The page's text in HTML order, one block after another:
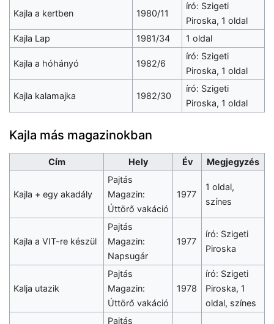
Kajla a kertben 1980/11
író: Szigeti
Piroska, 1 oldal
Kajla Lap
1981/34 1 oldal
Kajla a hóhányó 1982/6
író: Szigeti
Piroska, 1 oldal
Kajla kalamajka 1982/30
író: Szigeti
Piroska, 1 oldal
Kajla más magazinokban
Cím Hely Év Megjegyzés
Kajla + egy akadály
Pajtás
Magazin:
Úttörő vakáció
1977
1 oldal,
színes
Kajla a VIT-re készül
Pajtás
Magazin:
Napsugár
1977
író: Szigeti
Piroska
Kalja utazik
Pajtás
Magazin:
Úttörő vakáció
1978
író: Szigeti
Piroska, 1
oldal, színes
Pajtás